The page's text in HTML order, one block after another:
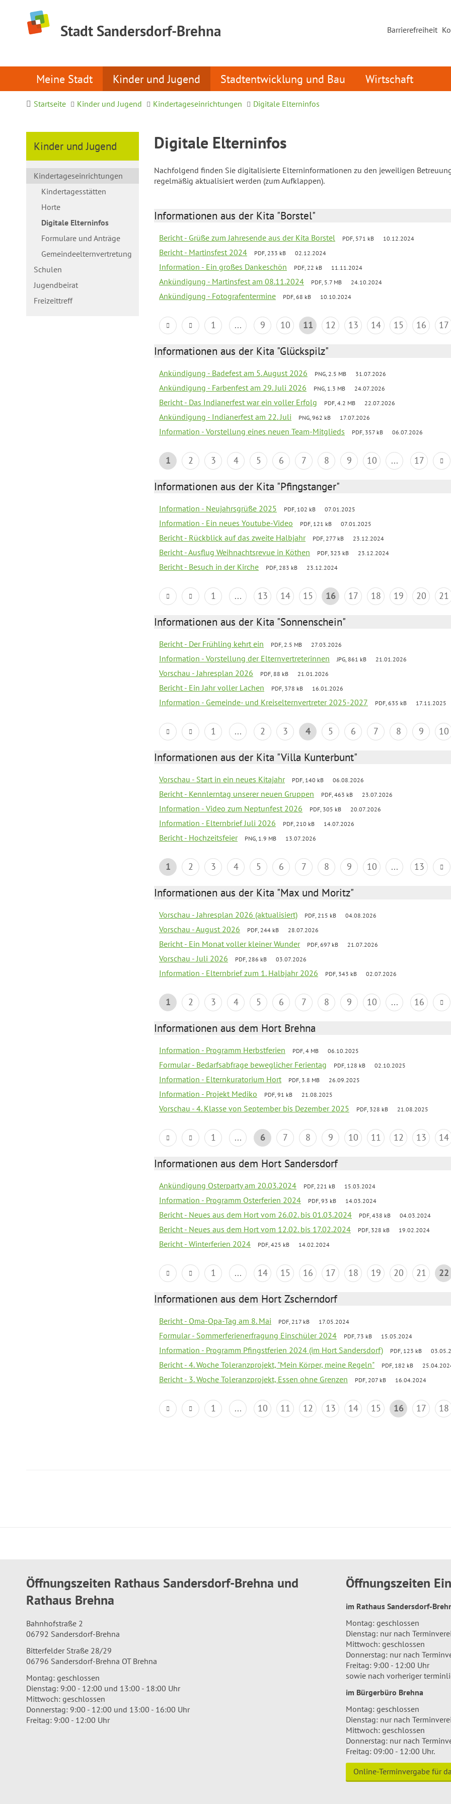
Stadt Sandersdorf-Brehna Barrierefreiheit
Meine Stadt Kinder und Jugend Stadtentwicklung und Bau Wirtschaft
Startseite Kinder und Jugend Kindertageseinrichtungen Digitale Elterninfos
Kinder und Jugend
Kindertageseinrichtungen
Kindertagesstätten
Horte
Digitale Elterninfos
Formulare und Anträge
Gemeindeelternvertretung
Schulen
Jugendbeirat
Freizeittreff
Digitale Elterninfos
Nachfolgend finden Sie digitalisierte Elterninformationen zu den jeweiligen
regelmäßig aktualisiert werden (zum Aufklappen).
Informationen aus der Kita "Borstel"
Bericht - Grüße zum Jahresende aus der Kita Borstel PDF, 571 kB 10.12.2024
Bericht - Martinsfest 2024 PDF, 233 kB 02.12.2024
Information - Ein großes Dankeschön PDF, 22 kB 11.11.2024
Ankündigung - Martinsfest am 08.11.2024 PDF, 5.7 MB 24.10.2024
Ankündigung - Fotografentermine PDF, 68 kB 10.10.2024
1 ... 9 10 11 12 13 14 15 16 17
Informationen aus der Kita "Glückspilz"
Ankündigung - Badefest am 5. August 2026 PNG, 2.5 MB 31.07.2026
Ankündigung - Farbenfest am 29. Juli 2026 PNG, 1.3 MB 24.07.2026
Bericht - Das Indianerfest war ein voller Erfolg PDF, 4.2 MB 22.07.2026
Ankündigung - Indianerfest am 22. Juli PNG, 962 kB 17.07.2026
Information - Vorstellung eines neuen Team-Mitglieds PDF, 357 kB 06.07.2026
1 2 3 4 5 6 7 8 9 10 ... 17
Informationen aus der Kita "Pfingstanger"
Information - Neujahrsgrüße 2025 PDF, 102 kB 07.01.2025
Information - Ein neues Youtube-Video PDF, 121 kB 07.01.2025
Bericht - Rückblick auf das zweite Halbjahr PDF, 277 kB 23.12.2024
Bericht - Ausflug Weihnachtsrevue in Köthen PDF, 323 kB 23.12.2024
Bericht - Besuch in der Kirche PDF, 283 kB 23.12.2024
1 ... 13 14 15 16 17 18 19 20 21
Informationen aus der Kita "Sonnenschein"
Bericht - Der Frühling kehrt ein PDF, 2.5 MB 27.03.2026
Information - Vorstellung der Elternvertreterinnen JPG, 861 kB 21.01.2026
Vorschau - Jahresplan 2026 PDF, 88 kB 21.01.2026
Bericht - Ein Jahr voller Lachen PDF, 378 kB 16.01.2026
Information - Gemeinde- und Kreiselternvertreter 2025-2027 PDF, 635 kB 17.11.2025
1 ... 2 3 4 5 6 7 8 9 10
Informationen aus der Kita "Villa Kunterbunt"
Vorschau - Start in ein neues Kitajahr PDF, 140 kB 06.08.2026
Bericht - Kennlerntag unserer neuen Gruppen PDF, 463 kB 23.07.2026
Information - Video zum Neptunfest 2026 PDF, 305 kB 20.07.2026
Information - Elternbrief Juli 2026 PDF, 210 kB 14.07.2026
Bericht - Hochzeitsfeier PNG, 1.9 MB 13.07.2026
1 2 3 4 5 6 7 8 9 10 ... 13
Informationen aus der Kita "Max und Moritz"
Vorschau - Jahresplan 2026 (aktualisiert) PDF, 215 kB 04.08.2026
Vorschau - August 2026 PDF, 244 kB 28.07.2026
Bericht - Ein Monat voller kleiner Wunder PDF, 697 kB 21.07.2026
Vorschau - Juli 2026 PDF, 286 kB 03.07.2026
Information - Elternbrief zum 1. Halbjahr 2026 PDF, 343 kB 02.07.2026
1 2 3 4 5 6 7 8 9 10 ... 16
Informationen aus dem Hort Brehna
Information - Programm Herbstferien PDF, 4 MB 06.10.2025
Formular - Bedarfsabfrage beweglicher Ferientag PDF, 128 kB 02.10.2025
Information - Elternkuratorium Hort PDF, 3.8 MB 26.09.2025
Information - Projekt Mediko PDF, 91 kB 21.08.2025
Vorschau - 4. Klasse von September bis Dezember 2025 PDF, 328 kB 21.08.2025
1 ... 6 7 8 9 10 11 12 13 14
Informationen aus dem Hort Sandersdorf
Ankündigung Osterparty am 20.03.2024 PDF, 221 kB 15.03.2024
Information - Programm Osterferien 2024 PDF, 93 kB 14.03.2024
Bericht - Neues aus dem Hort vom 26.02. bis 01.03.2024 PDF, 438 kB 04.03.2024
Bericht - Neues aus dem Hort vom 12.02. bis 17.02.2024 PDF, 328 kB 19.02.2024
Bericht - Winterferien 2024 PDF, 425 kB 14.02.2024
1 ... 14 15 16 17 18 19 20 21 22
Informationen aus dem Hort Zscherndorf
Bericht - Oma-Opa-Tag am 8. Mai PDF, 217 kB 17.05.2024
Formular - Sommerferienerfragung Einschüler 2024 PDF, 73 kB 15.05.2024
Information - Programm Pfingstferien 2024 (im Hort Sandersdorf) PDF, 123 kB
Bericht - 4. Woche Toleranzprojekt, "Mein Körper, meine Regeln" PDF, 182 kB
Bericht - 3. Woche Toleranzprojekt, Essen ohne Grenzen PDF, 207 kB 16.04.2024
1 ... 10 11 12 13 14 15 16 17 18
Öffnungszeiten Rathaus Sandersdorf-Brehna und
Rathaus Brehna
Bahnhofstraße 2
06792 Sandersdorf-Brehna
Bitterfelder Straße 28/29
06796 Sandersdorf-Brehna OT Brehna
Montag: geschlossen
Dienstag: 9:00 - 12:00 und 13:00 - 18:00 Uhr
Mittwoch: geschlossen
Donnerstag: 9:00 - 12:00 und 13:00 - 16:00 Uhr
Freitag: 9:00 - 12:00 Uhr
Öffnungszeiten
im Rathaus Sandersdorf-
Montag: geschlossen
Dienstag: nur nach
Mittwoch: geschlossen
Donnerstag: nur nach
Freitag: 9:00 - 12:00 Uhr
sowie nach vorheriger
im Bürgerbüro Brehna
Montag: geschlossen
Dienstag: nur nach
Mittwoch: geschlossen
Donnerstag: nur nach
Freitag: 09:00 - 12:00 Uhr.
Online-Terminvergabe für